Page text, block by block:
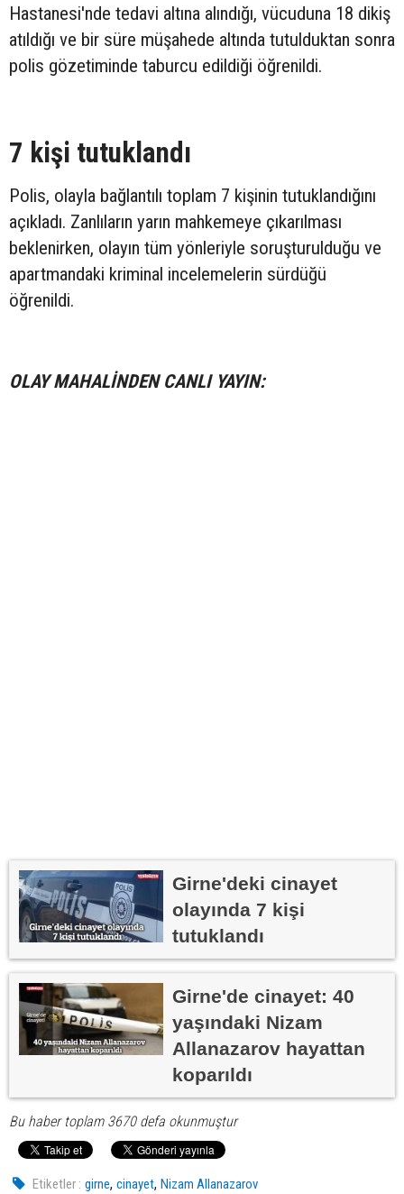
Hastanesi'nde tedavi altına alındığı, vücuduna 18 dikiş
atıldığı ve bir süre müşahede altında tutulduktan sonra
polis gözetiminde taburcu edildiği öğrenildi.
7 kişi tutuklandı
Polis, olayla bağlantılı toplam 7 kişinin tutuklandığını
açıkladı. Zanlıların yarın mahkemeye çıkarılması
beklenirken, olayın tüm yönleriyle soruşturulduğu ve
apartmandaki kriminal incelemelerin sürdüğü
öğrenildi.
OLAY MAHALİNDEN CANLI YAYIN:
Girne'deki cinayet
olayında 7 kişi
tutuklandı
Girne'de cinayet: 40
yaşındaki Nizam
Allanazarov hayattan
koparıldı
Bu haber toplam 3670 defa okunmuştur
Etiketler : girne,cinayet,Nizam Allanazarov